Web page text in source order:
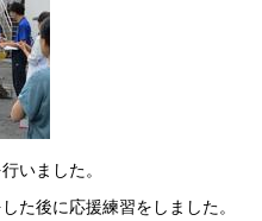
いました。
た後に応援練習をしました。